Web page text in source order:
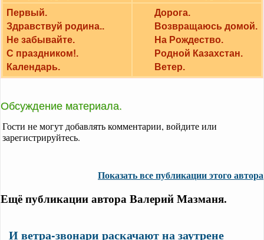
Первый.
Здравствуй родина..
Не забывайте.
С праздником!.
Календарь.
Дорога.
Возвращаюсь домой.
На Рождество.
Родной Казахстан.
Ветер.
Обсуждение материала.
Гости не могут добавлять комментарии, войдите или
зарегистрируйтесь.
Показать все публикации этого автора
Ещё публикации автора Валерий Мазманя.
И ветра-звонари раскачают на заутрене